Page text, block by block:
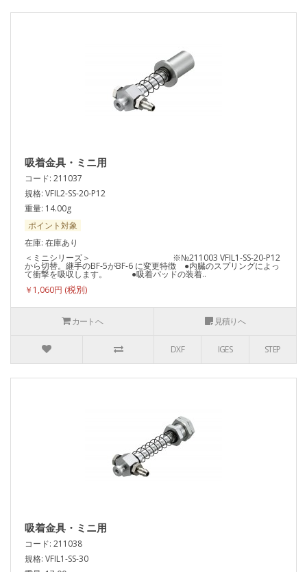
吸着金具・ミニ用
コード: 211037
規格: VFIL2-SS-20-P12
重量: 14.00g
ポイント対象
在庫: 在庫あり
＜ミニシリーズ＞ ※№211003 VFIL1-SS-20-P12
から切替。継手のBF-5がBF-6 に変更特徴 ●内臓のスプリングによっ
て衝撃を吸収します。 ●吸着パッドの装着..
￥1,060円
カートへ 見積りへ
DXF IGES STEP
吸着金具・ミニ用
コード: 211038
規格: VFIL1-SS-30